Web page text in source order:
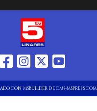
CON MSBUILDER DE CMS-MSPRESS.COM